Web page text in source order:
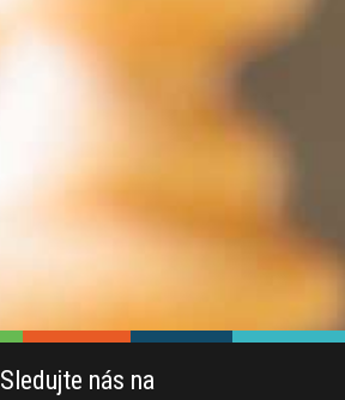
Sledujte nás na